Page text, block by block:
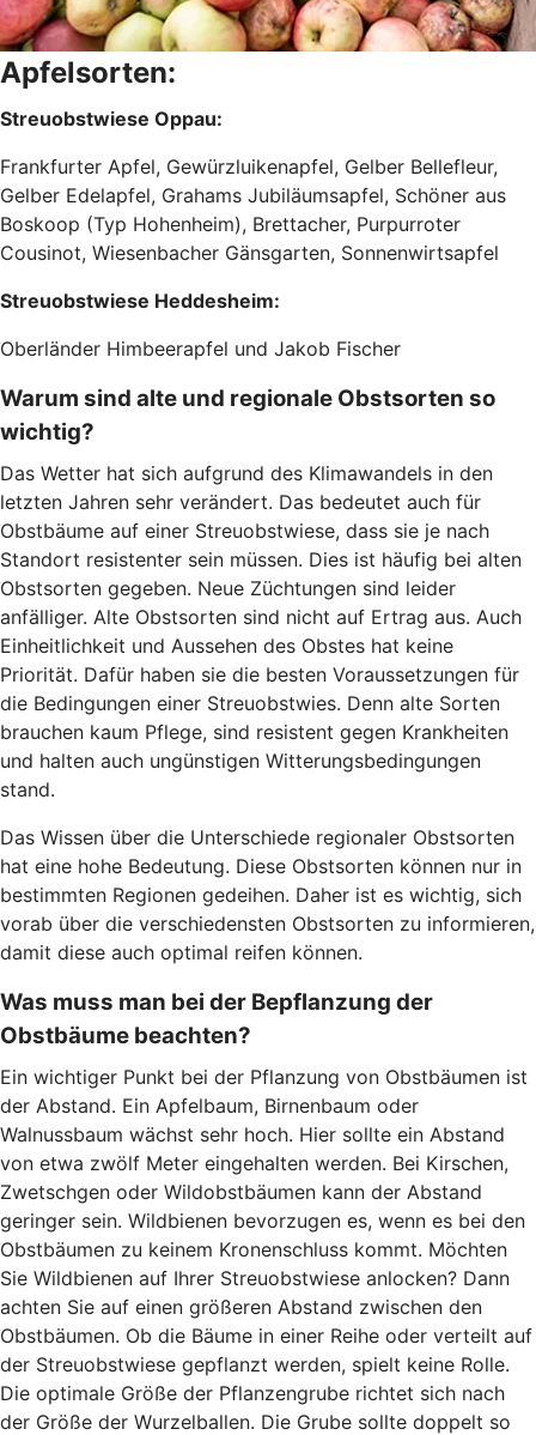
Apfelsorten:
Streuobstwiese Oppau:
Frankfurter Apfel, Gewürzluikenapfel, Gelber Bellefleur,
Gelber Edelapfel, Grahams Jubiläumsapfel, Schöner aus
Boskoop (Typ Hohenheim), Brettacher, Purpurroter
Cousinot, Wiesenbacher Gänsgarten, Sonnenwirtsapfel
Streuobstwiese Heddesheim:
Oberländer Himbeerapfel und Jakob Fischer
Warum sind alte und regionale Obstsorten so
wichtig?
Das Wetter hat sich aufgrund des Klimawandels in den
letzten Jahren sehr verändert. Das bedeutet auch für
Obstbäume auf einer Streuobstwiese, dass sie je nach
Standort resistenter sein müssen. Dies ist häufig bei alten
Obstsorten gegeben. Neue Züchtungen sind leider
anfälliger. Alte Obstsorten sind nicht auf Ertrag aus. Auch
Einheitlichkeit und Aussehen des Obstes hat keine
Priorität. Dafür haben sie die besten Voraussetzungen für
die Bedingungen einer Streuobstwies. Denn alte Sorten
brauchen kaum Pflege, sind resistent gegen Krankheiten
und halten auch ungünstigen Witterungsbedingungen
stand.
Das Wissen über die Unterschiede regionaler Obstsorten
hat eine hohe Bedeutung. Diese Obstsorten können nur in
bestimmten Regionen gedeihen. Daher ist es wichtig, sich
vorab über die verschiedensten Obstsorten zu informieren,
damit diese auch optimal reifen können.
Was muss man bei der Bepflanzung der
Obstbäume beachten?
Ein wichtiger Punkt bei der Pflanzung von Obstbäumen ist
der Abstand. Ein Apfelbaum, Birnenbaum oder
Walnussbaum wächst sehr hoch. Hier sollte ein Abstand
von etwa zwölf Meter eingehalten werden. Bei Kirschen,
Zwetschgen oder Wildobstbäumen kann der Abstand
geringer sein. Wildbienen bevorzugen es, wenn es bei den
Obstbäumen zu keinem Kronenschluss kommt. Möchten
Sie Wildbienen auf Ihrer Streuobstwiese anlocken? Dann
achten Sie auf einen größeren Abstand zwischen den
Obstbäumen. Ob die Bäume in einer Reihe oder verteilt auf
der Streuobstwiese gepflanzt werden, spielt keine Rolle.
Die optimale Größe der Pflanzengrube richtet sich nach
der Größe der Wurzelballen. Die Grube sollte doppelt so